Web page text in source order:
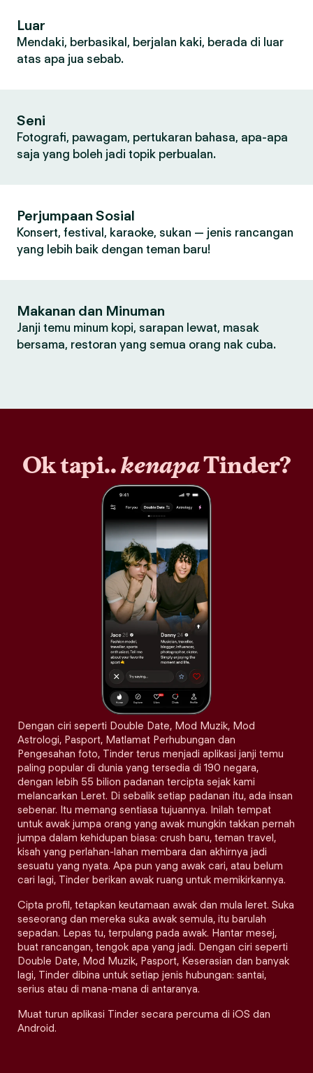
Luar
Mendaki, berbasikal, berjalan kaki, berada di luar
atas apa jua sebab.
Seni
Fotografi, pawagam, pertukaran bahasa, apa-apa
saja yang boleh jadi topik perbualan.
Perjumpaan Sosial
Konsert, festival, karaoke, sukan — jenis rancangan
yang lebih baik dengan teman baru!
Makanan dan Minuman
Janji temu minum kopi, sarapan lewat, masak
bersama, restoran yang semua orang nak cuba.
Ok tapi..kenapaTinder?
Dengan ciri seperti Double Date, Mod Muzik, Mod
Astrologi, Pasport, Matlamat Perhubungan dan
Pengesahan foto, Tinder terus menjadi aplikasi janji temu
paling popular di dunia yang tersedia di 190 negara,
dengan lebih 55 bilion padanan tercipta sejak kami
melancarkan Leret. Di sebalik setiap padanan itu, ada insan
sebenar. Itu memang sentiasa tujuannya. Inilah tempat
untuk awak jumpa orang yang awak mungkin takkan pernah
jumpa dalam kehidupan biasa: crush baru, teman travel,
kisah yang perlahan-lahan membara dan akhirnya jadi
sesuatu yang nyata. Apa pun yang awak cari, atau belum
cari lagi, Tinder berikan awak ruang untuk memikirkannya.
Cipta profil, tetapkan keutamaan awak dan mula leret. Suka
seseorang dan mereka suka awak semula, itu barulah
sepadan. Lepas tu, terpulang pada awak. Hantar mesej,
buat rancangan, tengok apa yang jadi. Dengan ciri seperti
Double Date, Mod Muzik, Pasport, Keserasian dan banyak
lagi, Tinder dibina untuk setiap jenis hubungan: santai,
serius atau di mana-mana di antaranya.
Muat turun aplikasi Tinder secara percuma di iOS dan
Android.